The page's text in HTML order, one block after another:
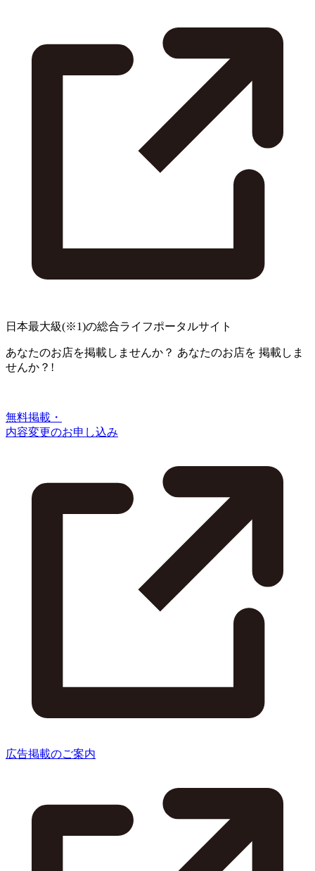
日本最大級(※1)の総合ライフポータルサイト
あなたのお店を掲載しませんか？ あなたのお店を 掲載しま
せんか？!
無料掲載・
内容変更のお申し込み
広告掲載のご案内